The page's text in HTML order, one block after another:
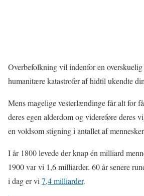
Overbefolkning vil indenfor en
humanitære katastrofer af hidtil ukendte
Mens magelige vesterlændinge får alt for
deres egen alderdom og videreføre deres
en voldsom stigning i antallet af
I år 1800 levede der knap én milliard
1900 var vi 1,6 milliarder. 60 år senere
i dag er vi 7,4 milliarder.